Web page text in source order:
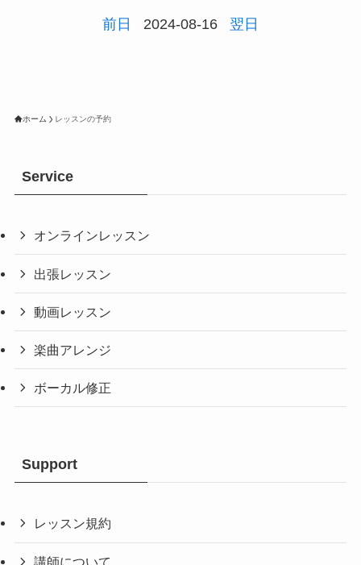
前日 2024-08-16 翌日
ホーム レッスンの予約
Service
オンラインレッスン
出張レッスン
動画レッスン
楽曲アレンジ
ボーカル修正
Support
レッスン規約
講師について